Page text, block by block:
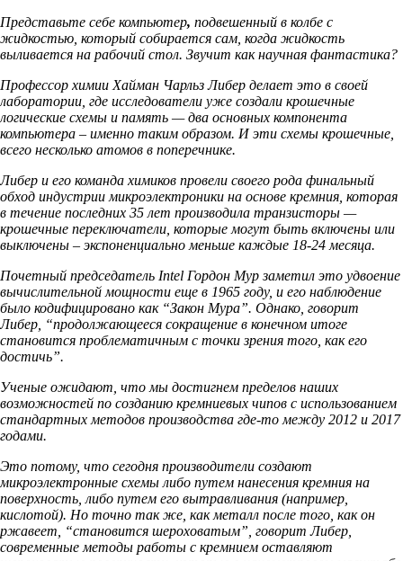
Представьте себе компьютер, подвешенный в колбе с
жидкостью, который собирается сам, когда жидкость
выливается на рабочий стол. Звучит как научная фантастика?
Профессор химии Хайман Чарльз Либер делает это в своей
лаборатории, где исследователи уже создали крошечные
логические схемы и память — два основных компонента
компьютера – именно таким образом. И эти схемы крошечные,
всего несколько атомов в поперечнике.
Либер и его команда химиков провели своего рода финальный
обход индустрии микроэлектроники на основе кремния, которая
в течение последних 35 лет производила транзисторы —
крошечные переключатели, которые могут быть включены или
выключены – экспоненциально меньше каждые 18-24 месяца.
Почетный председатель Intel Гордон Мур заметил это удвоение
вычислительной мощности еще в 1965 году, и его наблюдение
было кодифицировано как “Закон Мура”. Однако, говорит
Либер, “продолжающееся сокращение в конечном итоге
становится проблематичным с точки зрения того, как его
достичь”.
Ученые ожидают, что мы достигнем пределов наших
возможностей по созданию кремниевых чипов с использованием
стандартных методов производства где-то между 2012 и 2017
годами.
Это потому, что сегодня производители создают
микроэлектронные схемы либо путем нанесения кремния на
поверхность, либо путем его вытравливания (например,
кислотой). Но точно так же, как металл после того, как он
ржавеет, “становится шероховатым”, говорит Либер,
современные методы работы с кремнием оставляют